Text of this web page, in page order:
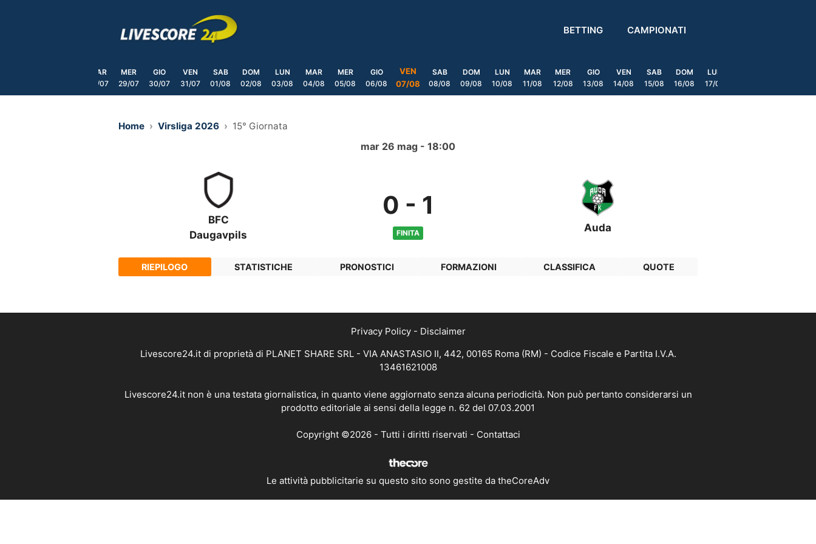
BETTING CAMPIONATI
MAR
28/07
MER
29/07
GIO
30/07
VEN
31/07
SAB
01/08
DOM
02/08
LUN
03/08
MAR
04/08
MER
05/08
GIO
06/08
VEN
07/08
SAB
08/08
DOM
09/08
LUN
10/08
MAR
11/08
MER
12/08
GIO
13/08
VEN
14/08
SAB
15/08
DOM
16/08
LUN
17/08
Home Virsliga 2026 15° Giornata
mar 26 mag - 18:00
BFC
Daugavpils
0 - 1
FINITA Auda
RIEPILOGO STATISTICHE PRONOSTICI FORMAZIONI CLASSIFICA QUOTE
Privacy Policy- Disclaimer
Livescore24.it di proprietà di PLANET SHARE SRL - VIA ANASTASIO II, 442, 00165 Roma (RM) - Codice Fiscale e Partita I.V.A.
13461621008
Livescore24.it non è una testata giornalistica, in quanto viene aggiornato senza alcuna periodicità. Non può pertanto considerarsi un
prodotto editoriale ai sensi della legge n. 62 del 07.03.2001
Copyright ©2026 - Tutti i diritti riservati - Contattaci
Le attività pubblicitarie su questo sito sono gestite da theCoreAdv